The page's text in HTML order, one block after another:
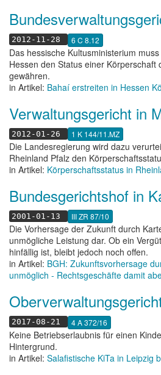
2012-11-28 6 C 8.12
Das hessische Kultusministerium
Hessen den Status einer Körperschaft
gewähren.
in Artikel: Bahaí erstreiten in Hessen
Verwaltungsgericht in
2012-01-26 1 K 144/11.MZ
Die Landesregierung wird dazu
Rheinland Pfalz den
in Artikel: Körperschaftsstatus in
Bundesgerichtshof in
2001-01-13 III ZR 87/10
Die Vorhersage der Zukunft durch
unmögliche Leistung dar. Ob ein
hinfällig ist, bleibt jedoch noch offen.
in Artikel: BGH: Zukunftsvorhersage
unmöglich - Rechtsgeschäfte damit
2017-08-21 4 A 372/16
Keine Betriebserlaubnis für einen
Hintergrund.
in Artikel: Salafistische KiTa in Leipzig